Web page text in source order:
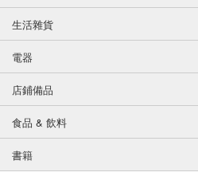
生活雜貨
電器
店鋪備品
食品 & 飲料
書籍